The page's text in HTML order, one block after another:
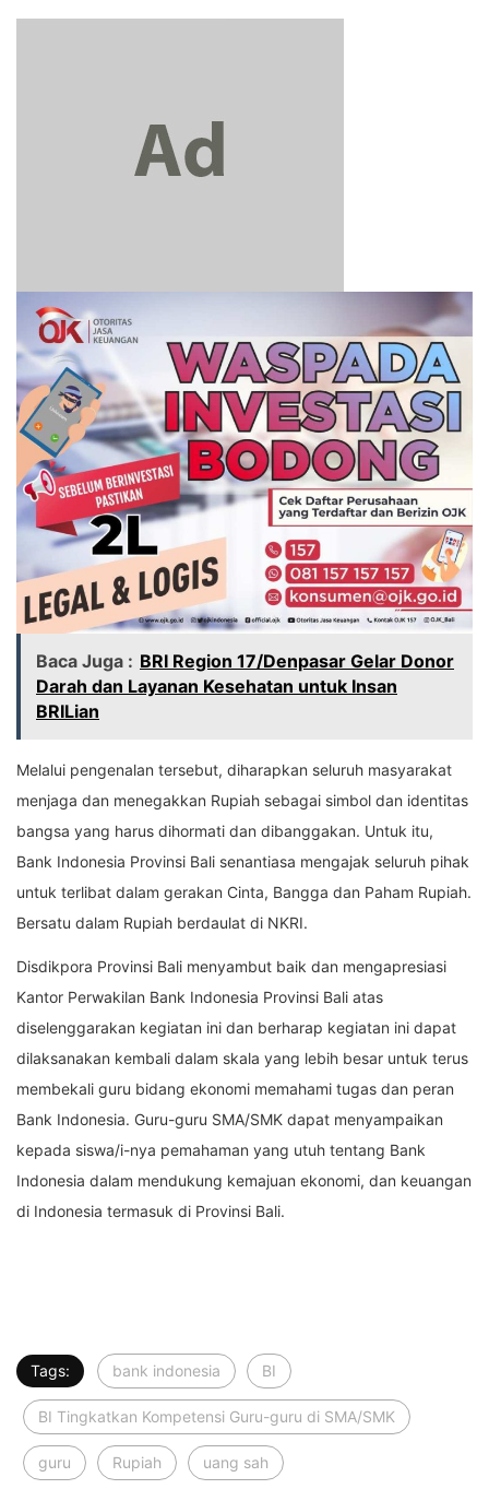
Baca Juga : BRI Region 17/Denpasar Gelar Donor
Darah dan Layanan Kesehatan untuk Insan
BRILian
Melalui pengenalan tersebut, diharapkan seluruh masyarakat
menjaga dan menegakkan Rupiah sebagai simbol dan identitas
bangsa yang harus dihormati dan dibanggakan. Untuk itu,
Bank Indonesia Provinsi Bali senantiasa mengajak seluruh pihak
untuk terlibat dalam gerakan Cinta, Bangga dan Paham Rupiah.
Bersatu dalam Rupiah berdaulat di NKRI.
Disdikpora Provinsi Bali menyambut baik dan mengapresiasi
Kantor Perwakilan Bank Indonesia Provinsi Bali atas
diselenggarakan kegiatan ini dan berharap kegiatan ini dapat
dilaksanakan kembali dalam skala yang lebih besar untuk terus
membekali guru bidang ekonomi memahami tugas dan peran
Bank Indonesia. Guru-guru SMA/SMK dapat menyampaikan
kepada siswa/i-nya pemahaman yang utuh tentang Bank
Indonesia dalam mendukung kemajuan ekonomi, dan keuangan
di Indonesia termasuk di Provinsi Bali.
Tags: bank indonesia BI
BI Tingkatkan Kompetensi Guru-guru di SMA/SMK
guru Rupiah uang sah